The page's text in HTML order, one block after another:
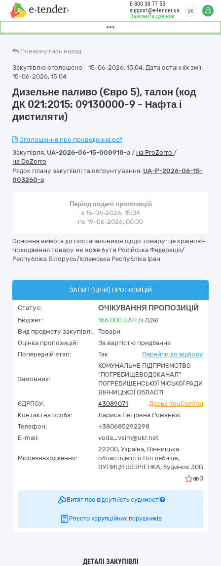
Замовити дзвінок
0 800 30 77 55
support@e-tender.ua
UK
Повернутись назад
Закупівлю оголошено - 15-06-2026, 15:04. Дата останніх змін -
15-06-2026, 15:04
Дизельне паливо (Євро 5), талон (код
ДК 021:2015: 09130000-9 - Нафта і
дистиляти)
Оголошення про проведення.pdf
Закупівля: UA-2026-06-15-008918-a / на ProZorro /
на DoZorro
Рядок плану закупівлі та обґрунтування: UA-P-2026-06-15-
003260-a
Період подачі пропозицій
з 15-06-2026, 15:04
по 19-06-2026, 00:00
Основна вимога до постачальників щодо товару: це країною-
походження товару не може бути Російська Федерація/
Республіка Білорусь/Ісламська Республіка Іран.
ЗАПИТ (ЦІНИ) ПРОПОЗИЦІЙ
Статус: ОЧІКУВАННЯ ПРОПОЗИЦІЙ
Бюджет: 166 000 UAH (з ПДВ)
Вид предмету закупівлі:
Товари
Оцінка пропозицій:
За вартістю придбання
Попередній етап:
Так Перейти до відбору
Замовник:
КОМУНАЛЬНЕ ПІДПРИЄМСТВО
"ПОГРЕБИЩЕВОДОКАНАЛ"
ПОГРЕБИЩЕНСЬКОЇ МІСЬКОЇ РАДИ
ВІННИЦЬКОЇ ОБЛАСТІ
ЄДРПОУ:
43089071
Досьє YouControl
Контактна особа:
Лариса Петрівна Романюк
Телефон:
+380685292298
E-mail:
voda_vsim@ukr.net
Місцезнаходження:
22200, Україна, Вінницька
область,місто Погребище,
ВУЛИЦЯ ШЕВЧЕНКА, будинок 30В
0
Витяг про відсутність судимості
Реєстр корупційних порушників
ДЕТАЛІ ЗАКУПІВЛІ